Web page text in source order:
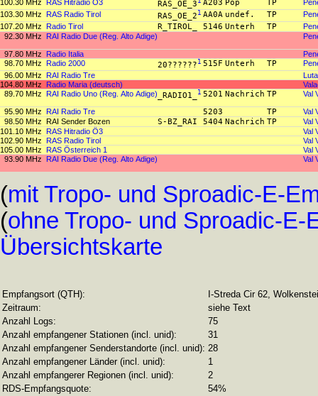
100.30 MHz RAS Hitradio Ö3 RAS_OE_3 A203 Pop TP
103.30 MHz RAS Radio Tirol RAS_OE_2 1 AA0A undef. TP
107.20 MHz Radio Tirol R_TIROL_ 5146 Unterh TP
92.30 MHz RAI Radio Due (Reg. Alto Adige)
97.80 MHz Radio Italia
98.70 MHz Radio 2000 20?????? 1 515F Unterh TP
96.00 MHz RAI Radio Tre
104.80 MHz Radio Maria (deutsch)
89.70 MHz RAI Radio Uno (Reg. Alto Adige) _RADIO1_ 1 5201 Nachrich TP Val
95.90 MHz RAI Radio Tre 5203 TP
Val
98.50 MHz RAI Sender Bozen S-BZ_RAI 5404 Nachrich TP
Val
101.10 MHz RAS Hitradio Ö3
Val
102.90 MHz RAS Radio Tirol
Val
105.00 MHz RAS Österreich 1
Val
93.90 MHz RAI Radio Due (Reg. Alto Adige) Val
(mit Tropo- und Sproadic-E-
(ohne Tropo- und Sproadic-E-
Übersichtskarte
Empfangsort (QTH):
I-Streda Cir 62,
Zeitraum:
siehe Text
Anzahl Logs:
75
Anzahl empfangener Stationen (incl. unid):
31
Anzahl empfangener Senderstandorte (incl. unid): 28
Anzahl empfangener Länder (incl. unid):
1
Anzahl empfangerer Regionen (incl. unid):
2
RDS-Empfangsquote:
54%